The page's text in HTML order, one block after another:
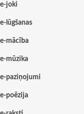
e-joki
e-lūgšanas
e-mācība
e-mūzika
e-paziņojumi
e-poēzija